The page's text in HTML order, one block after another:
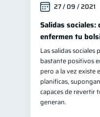
27 / 09 / 2021
Salidas
enfermen tu
Las salidas
bastante positivos
pero a la vez existe
planificas,
capaces de revertir
generan.